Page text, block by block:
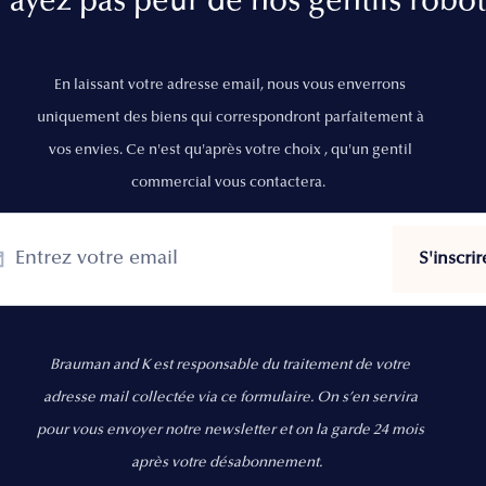
En laissant votre adresse email, nous vous enverrons
uniquement des biens qui correspondront parfaitement à
vos envies. Ce n'est qu'après votre choix , qu'un gentil
commercial vous contactera.
Brauman and K est responsable du traitement de votre
adresse mail collectée via ce formulaire. On s’en servira
pour vous envoyer notre newsletter et on la garde 24 mois
après votre désabonnement.